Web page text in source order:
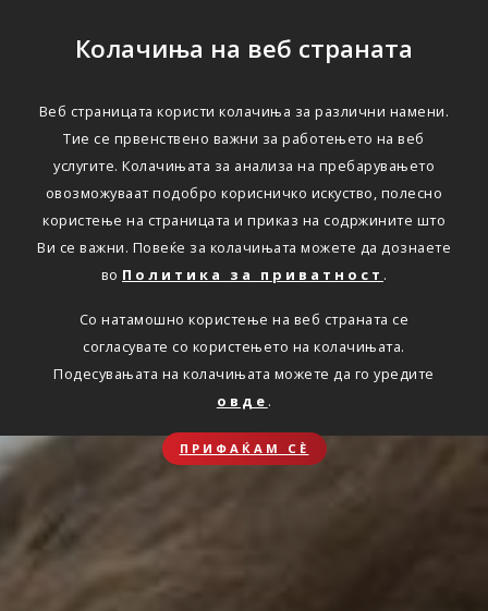
Колачиња на веб страната
Веб страницата користи колачиња за различни намени.
Тие се првенствено важни за работењето на веб
услугите. Колачињата за анализа на пребарувањето
овозможуваат подобро корисничко искуство, полесно
користење на страницата и приказ на содржините што
Ви се важни. Повеќе за колачињата можете да дознаете
во Политика за приватност .
Со натамошно користење на веб страната се
согласувате со користењето на колачињата.
Подесувањата на колачињата можете да го уредите
овде .
ПРИФАЌАМ СЀ